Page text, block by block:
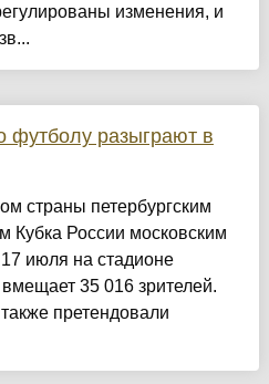
изменения, и
футболу разыграют в
страны петербургским
Кубка России московским
июля на стадионе
35 016 зрителей.
претендовали